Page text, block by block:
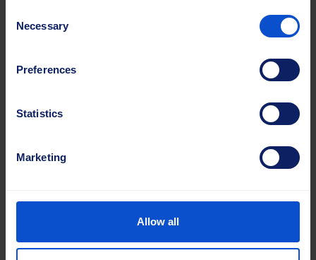
Selection
Necessary
Preferences
Statistics
Marketing
Allow all
Jätkuv areng
Meie klientide ja turustajate tagasiside ning